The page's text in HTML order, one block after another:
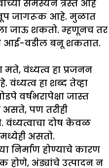
समस्येने त्रस्त आहे
खूप जागरूक आहे. मुळात
जाऊ शकतो. म्हणूनच तर
आई-वडील बनू शकतात.
वंध्यत्व हा प्रजनन
वंध्यत्व हा शब्द तेव्हा
वर्षभरापेक्षा जास्त
पण तरीही
वंध्यत्वाचा दोष केवळ
असतो.
निर्माण होण्याचे कारण
अंड्यांचे उत्पादन न